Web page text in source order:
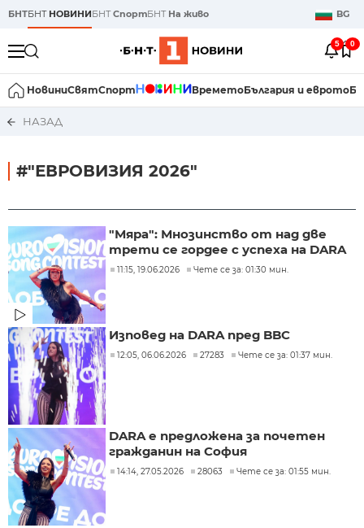
БНТБНТ НОВИНИБНТСпортБНТ На живо BG
5 0
НовиниСвятСпорт ВреметоБългария и еврото
НАЗАД
#"ЕВРОВИЗИЯ 2026"
"Мяра": Мнозинство от над две
трети се гордее с успеха на DARA
11:15, 19.06.2026 Чете се за: 01:30 мин.
Изповед на DARA пред BBC
12:05, 06.06.2026 27283 Чете се за: 01:37 мин.
DARA е предложена за почетен
гражданин на София
14:14, 27.05.2026 28063 Чете се за: 01:55 мин.